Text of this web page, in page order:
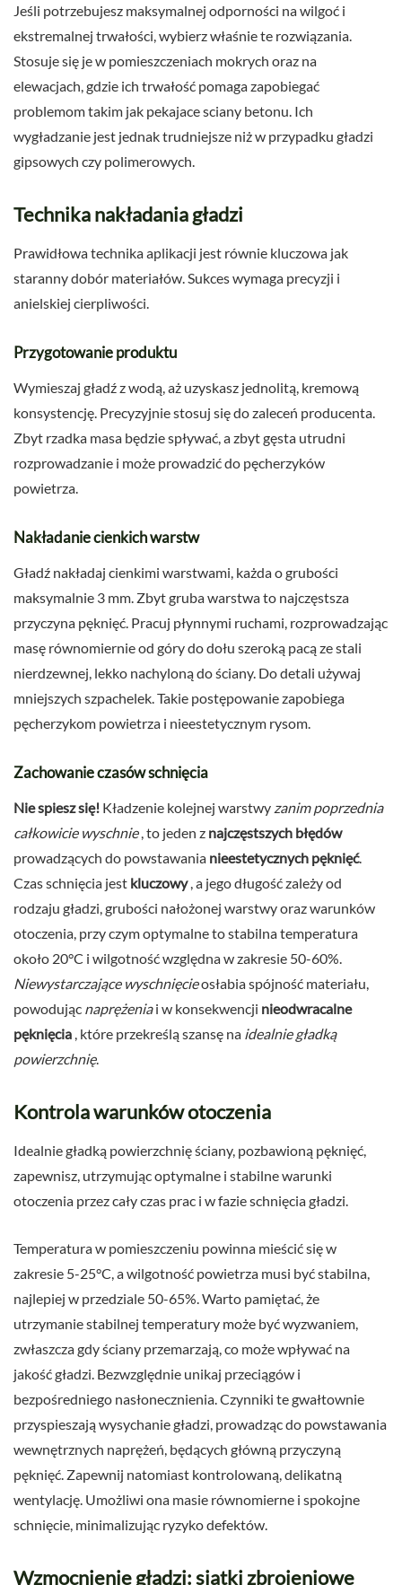
Jeśli potrzebujesz maksymalnej odporności na wilgoć i
ekstremalnej trwałości, wybierz właśnie te rozwiązania.
Stosuje się je w pomieszczeniach mokrych oraz na
elewacjach, gdzie ich trwałość pomaga zapobiegać
problemom takim jak pekajace sciany betonu. Ich
wygładzanie jest jednak trudniejsze niż w przypadku gładzi
gipsowych czy polimerowych.
Technika nakładania gładzi
Prawidłowa technika aplikacji jest równie kluczowa jak
staranny dobór materiałów. Sukces wymaga precyzji i
anielskiej cierpliwości.
Przygotowanie produktu
Wymieszaj gładź z wodą, aż uzyskasz jednolitą, kremową
konsystencję. Precyzyjnie stosuj się do zaleceń producenta.
Zbyt rzadka masa będzie spływać, a zbyt gęsta utrudni
rozprowadzanie i może prowadzić do pęcherzyków
powietrza.
Nakładanie cienkich warstw
Gładź nakładaj cienkimi warstwami, każda o grubości
maksymalnie 3 mm. Zbyt gruba warstwa to najczęstsza
przyczyna pęknięć. Pracuj płynnymi ruchami, rozprowadzając
masę równomiernie od góry do dołu szeroką pacą ze stali
nierdzewnej, lekko nachyloną do ściany. Do detali używaj
mniejszych szpachelek. Takie postępowanie zapobiega
pęcherzykom powietrza i nieestetycznym rysom.
Zachowanie czasów schnięcia
Nie spiesz się! Kładzenie kolejnej warstwy zanim poprzednia
całkowicie wyschnie, to jeden z najczęstszych błędów
prowadzących do powstawania nieestetycznych pęknięć.
Czas schnięcia jest kluczowy, a jego długość zależy od
rodzaju gładzi, grubości nałożonej warstwy oraz warunków
otoczenia, przy czym optymalne to stabilna temperatura
około 20°C i wilgotność względna w zakresie 50-60%.
Niewystarczające wyschnięcieosłabia spójność materiału,
powodując naprężeniai w konsekwencji nieodwracalne
pęknięcia , które przekreślą szansę na idealnie gładką
powierzchnię.
Kontrola warunków otoczenia
Idealnie gładką powierzchnię ściany, pozbawioną pęknięć,
zapewnisz, utrzymując optymalne i stabilne warunki
otoczenia przez cały czas prac i w fazie schnięcia gładzi.
Temperatura w pomieszczeniu powinna mieścić się w
zakresie 5-25°C, a wilgotność powietrza musi być stabilna,
najlepiej w przedziale 50-65%. Warto pamiętać, że
utrzymanie stabilnej temperatury może być wyzwaniem,
zwłaszcza gdy ściany przemarzają, co może wpływać na
jakość gładzi. Bezwzględnie unikaj przeciągów i
bezpośredniego nasłonecznienia. Czynniki te gwałtownie
przyspieszają wysychanie gładzi, prowadząc do powstawania
wewnętrznych naprężeń, będących główną przyczyną
pęknięć. Zapewnij natomiast kontrolowaną, delikatną
wentylację. Umożliwi ona masie równomierne i spokojne
schnięcie, minimalizując ryzyko defektów.
Wzmocnienie gładzi: siatki zbrojeniowe